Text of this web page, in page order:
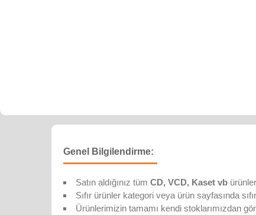
Genel Bilgilendirme:
Satın aldığınız tüm CD, VCD, Kaset vb
Sıfır ürünler kategori veya ürün sayfasında
Ürünlerimizin tamamı kendi stoklarımızdan